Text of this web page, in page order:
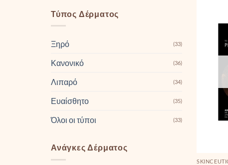
Τύπος Δέρματος
Ξηρό (33)
Κανονικό (36)
Λιπαρό (34)
Ευαίσθητο (35)
Όλοι οι τύποι (33)
Ανάγκες Δέρματος